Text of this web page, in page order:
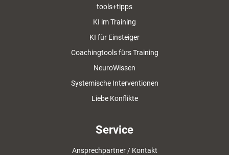
tools+tipps
KI im Training
KI für Einsteiger
Coachingtools fürs Training
NeuroWissen
Systemische Interventionen
Liebe Konflikte
Service
Ansprechpartner / Kontakt